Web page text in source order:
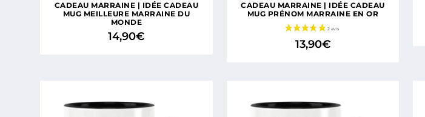
CADEAU MARRAINE | IDÉE CADEAU
MUG MEILLEURE MARRAINE DU
MONDE
14,90€
CADEAU MARRAINE | IDÉE CADEAU
MUG PRÉNOM MARRAINE EN OR
13,90€